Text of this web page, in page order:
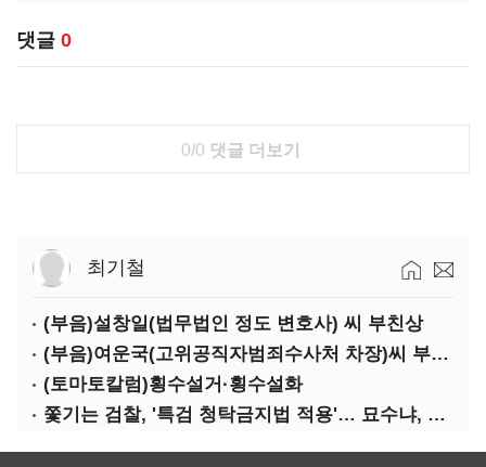
댓글 0
0/0 댓글 더보기
최기철
(부음)설창일(법무법인 정도 변호사) 씨 부친상
(부음)여운국(고위공직자범죄수사처 차장)씨 부친상
(토마토칼럼)횡수설거·횡수설화
쫓기는 검찰, '특검 청탁금지법 적용'… 묘수냐, 무리수냐